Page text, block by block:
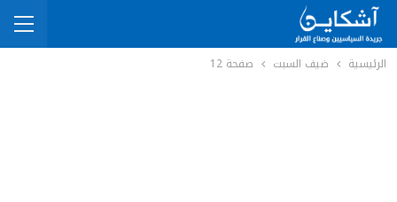
الرئيسية ضيف السبت صفحة 12